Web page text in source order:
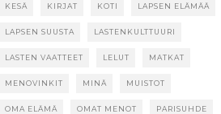
KESÄ KIRJAT KOTI LAPSEN ELÄMÄÄ
LAPSEN SUUSTA LASTENKULTTUURI
LASTEN VAATTEET LELUT MATKAT
MENOVINKIT MINÄ MUISTOT
OMA ELÄMÄ OMAT MENOT PARISUHDE